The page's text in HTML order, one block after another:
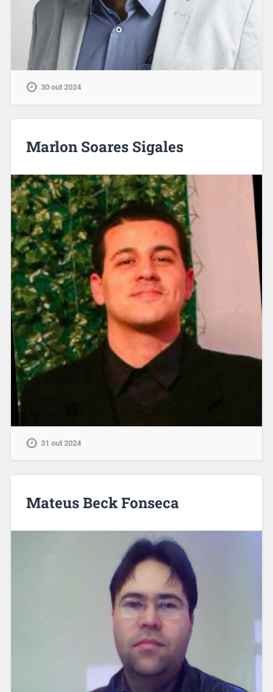
30 out 2024
Marlon Soares Sigales
31 out 2024
Mateus Beck Fonseca